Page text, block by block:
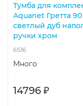
Тумба для
Aquanet Гретта 90
светлый дуб
ручки хром
6536
Много
14796 ₽